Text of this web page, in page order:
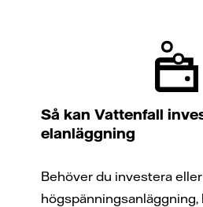
Så kan Vattenfall
elanläggning
Behöver du investera